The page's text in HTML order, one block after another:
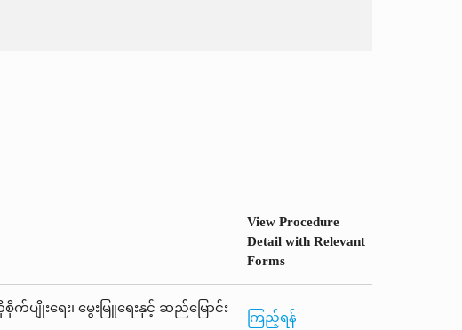
View Procedure
Detail with Relevant
Forms
ျိုးရေး၊ မွေးမြူရေးနှင့် ဆည်မြောင်း
ကြည့်ရန်